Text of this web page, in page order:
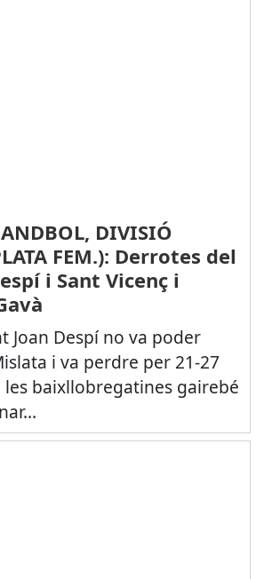
DIVISIÓ
FEM.): Derrotes del
i Sant Vicenç i
Joan Despí no va poder
i va perdre per 21-27
baixllobregatines gairebé